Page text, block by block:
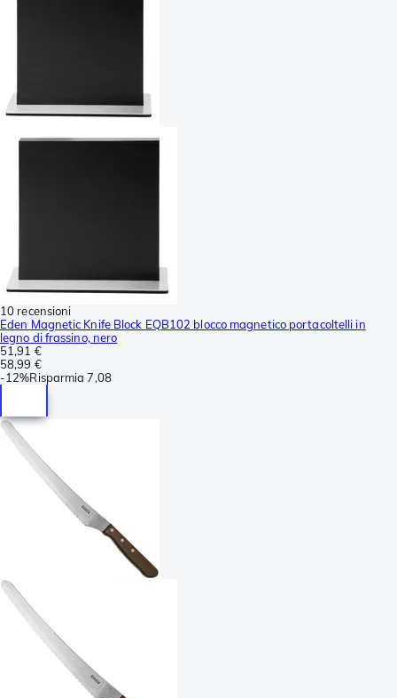
10 recensioni
Eden Magnetic Knife Block EQB102 blocco magnetico portacoltelli in
legno di frassino, nero
51,91 €
58,99 €
-12%Risparmia 7,08